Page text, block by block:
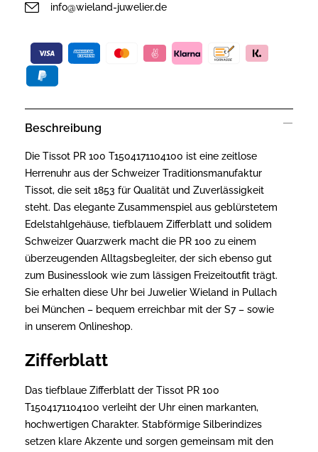
info@wieland-juwelier.de
Beschreibung
Die Tissot PR 100 T1504171104100 ist eine zeitlose
Herrenuhr aus der Schweizer Traditionsmanufaktur
Tissot, die seit 1853 für Qualität und Zuverlässigkeit
steht. Das elegante Zusammenspiel aus geblürstetem
Edelstahlgehäuse, tiefblauem Zifferblatt und solidem
Schweizer Quarzwerk macht die PR 100 zu einem
überzeugenden Alltagsbegleiter, der sich ebenso gut
zum Businesslook wie zum lässigen Freizeitoutfit trägt.
Sie erhalten diese Uhr bei Juwelier Wieland in Pullach
bei München – bequem erreichbar mit der S7 – sowie
in unserem Onlineshop.
Zifferblatt
Das tiefblaue Zifferblatt der Tissot PR 100
T1504171104100 verleiht der Uhr einen markanten,
hochwertigen Charakter. Stabförmige Silberindizes
setzen klare Akzente und sorgen gemeinsam mit den